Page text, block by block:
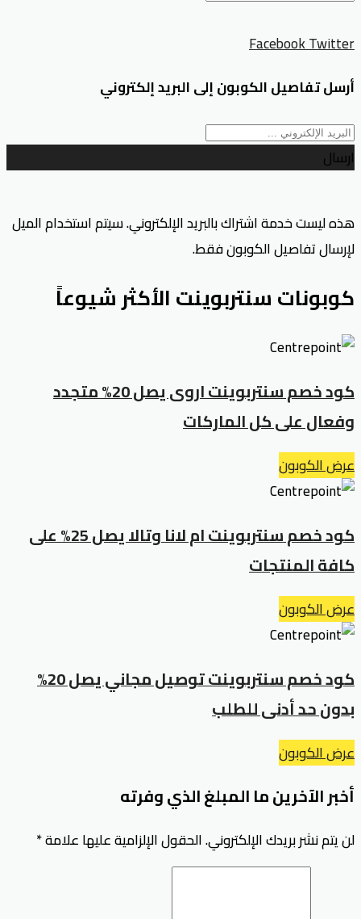
FacebookTwitter
أرسل تفاصيل الكوبون إلى البريد إلكتروني
ارسال
هذه ليست خدمة اشتراك بالبريد الإلكتروني. سيتم استخدام الميل
لإرسال تفاصيل الكوبون فقط.
كوبونات سنتربوينت الأكثر شيوعاً
كود خصم سنتربوينت اروى يصل 20% متجدد
وفعال على كل الماركات
عرض الكوبون
كود خصم سنتربوينت ام لانا وتالا يصل 25% على
كافة المنتجات
عرض الكوبون
كود خصم سنتربوينت توصيل مجاني يصل 20%
بدون حد أدنى للطلب
عرض الكوبون
أخبر الآخرين ما المبلغ الذي وفرته
لن يتم نشر بريدك الإلكتروني.الحقول الإلزامية عليها علامة*